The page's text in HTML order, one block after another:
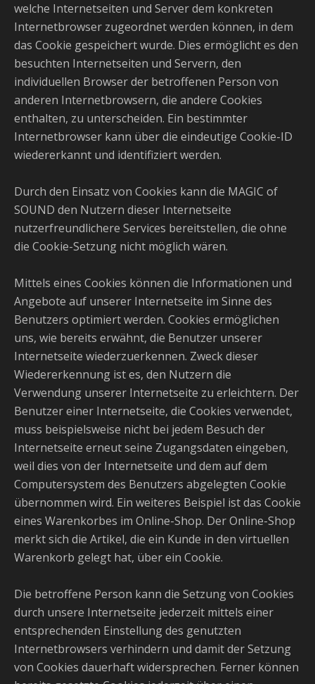
welche Internetseiten und Server dem konkreten
Internetbrowser zugeordnet werden können, in dem
das Cookie gespeichert wurde. Dies ermöglicht es den
besuchten Internetseiten und Servern, den
individuellen Browser der betroffenen Person von
anderen Internetbrowsern, die andere Cookies
enthalten, zu unterscheiden. Ein bestimmter
Internetbrowser kann über die eindeutige Cookie-ID
wiedererkannt und identifiziert werden.
Durch den Einsatz von Cookies kann die MAGIC of
SOUND den Nutzern dieser Internetseite
nutzerfreundlichere Services bereitstellen, die ohne
die Cookie-Setzung nicht möglich wären.
Mittels eines Cookies können die Informationen und
Angebote auf unserer Internetseite im Sinne des
Benutzers optimiert werden. Cookies ermöglichen
uns, wie bereits erwähnt, die Benutzer unserer
Internetseite wiederzuerkennen. Zweck dieser
Wiedererkennung ist es, den Nutzern die
Verwendung unserer Internetseite zu erleichtern. Der
Benutzer einer Internetseite, die Cookies verwendet,
muss beispielsweise nicht bei jedem Besuch der
Internetseite erneut seine Zugangsdaten eingeben,
weil dies von der Internetseite und dem auf dem
Computersystem des Benutzers abgelegten Cookie
übernommen wird. Ein weiteres Beispiel ist das Cookie
eines Warenkorbes im Online-Shop. Der Online-Shop
merkt sich die Artikel, die ein Kunde in den virtuellen
Warenkorb gelegt hat, über ein Cookie.
Die betroffene Person kann die Setzung von Cookies
durch unsere Internetseite jederzeit mittels einer
entsprechenden Einstellung des genutzten
Internetbrowsers verhindern und damit der Setzung
von Cookies dauerhaft widersprechen. Ferner können